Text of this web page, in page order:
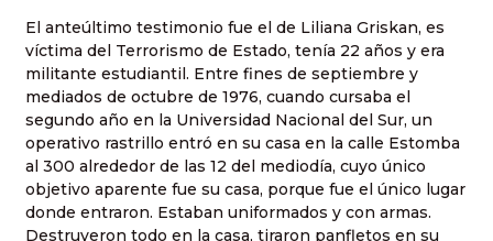
El anteúltimo testimonio fue el de Liliana Griskan, es
víctima del Terrorismo de Estado, tenía 22 años y era
militante estudiantil. Entre fines de septiembre y
mediados de octubre de 1976, cuando cursaba el
segundo año en la Universidad Nacional del Sur, un
operativo rastrillo entró en su casa en la calle Estomba
al 300 alrededor de las 12 del mediodía, cuyo único
objetivo aparente fue su casa, porque fue el único lugar
donde entraron. Estaban uniformados y con armas.
Destruyeron todo en la casa, tiraron panfletos en su